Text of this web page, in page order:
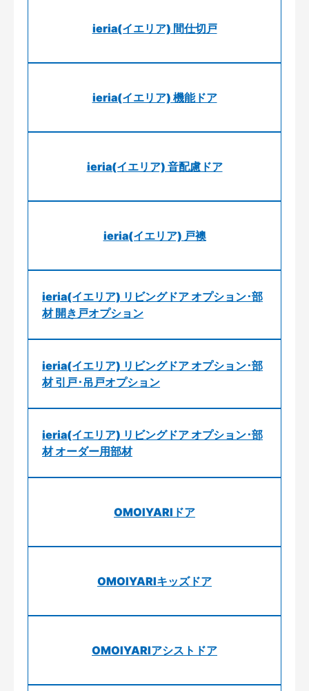
ieria(イエリア) 間仕切戸
ieria(イエリア) 機能ドア
ieria(イエリア) 音配慮ドア
ieria(イエリア) 戸襖
ieria(イエリア) リビングドア オプション･部
材 開き戸オプション
ieria(イエリア) リビングドア オプション･部
材 引戸･吊戸オプション
ieria(イエリア) リビングドア オプション･部
材 オーダー用部材
OMOIYARIドア
OMOIYARIキッズドア
OMOIYARIアシストドア